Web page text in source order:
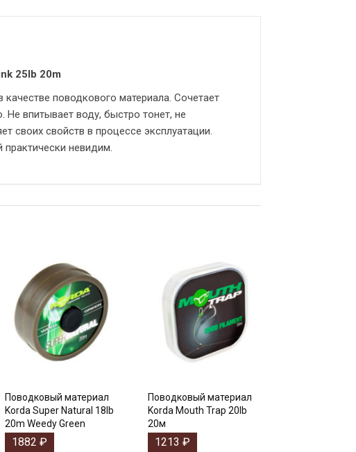
25lb 20m
поводкового материала. Сочетает
Не впитывает воду, быстро тонет, не
своих свойств в процессе эксплуатации.
невидим.
Поводковый материал
Korda Super Natural 18lb
20m Weedy Green
1882 ₽
Поводковый материал
Korda Mouth Trap 20lb
20м
1213₽